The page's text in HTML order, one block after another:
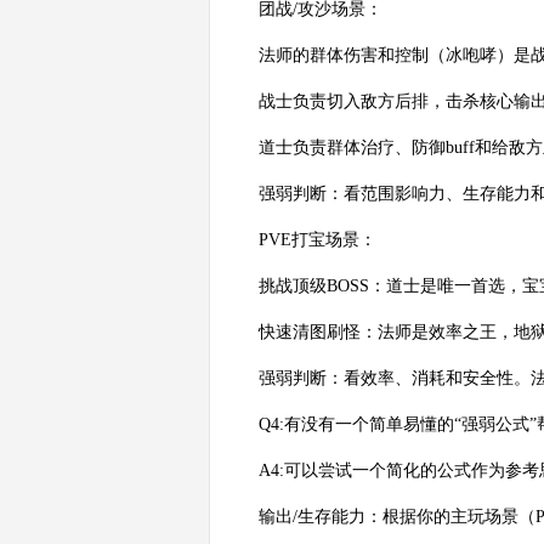
团战/攻沙场景：
法师的群体伤害和控制（冰咆哮）是
战士负责切入敌方后排，击杀核心输
道士负责群体治疗、防御buff和给敌
强弱判断：看范围影响力、生存能力
PVE打宝场景：
挑战顶级BOSS：道士是唯一首选，
快速清图刷怪：法师是效率之王，地
强弱判断：看效率、消耗和安全性。
Q4:有没有一个简单易懂的“强弱公式”
A4:可以尝试一个简化的公式作为参
输出/生存能力：根据你的主玩场景（